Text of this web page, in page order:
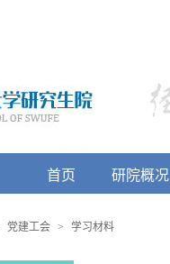
首页 研院概况
党建工会 > 学习材料